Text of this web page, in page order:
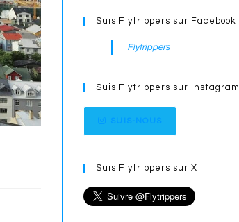
Suis Flytrippers sur Facebook
Flytrippers
Suis Flytrippers sur Instagram
Suis Flytrippers sur X